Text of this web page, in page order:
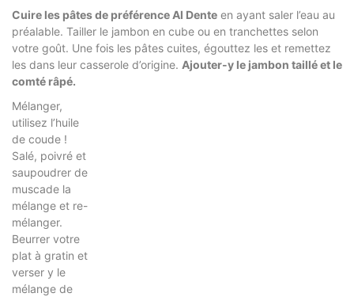
Cuire les pâtes de préférence Al Dente en ayant saler l’eau au
préalable. Tailler le jambon en cube ou en tranchettes selon
votre goût. Une fois les pâtes cuites, égouttez les et remettez
les dans leur casserole d’origine. Ajouter-y le jambon taillé et le
comté râpé.
Mélanger,
utilisez l’huile
de coude !
Salé, poivré et
saupoudrer de
muscade la
mélange et re-
mélanger.
Beurrer votre
plat à gratin et
verser y le
mélange de